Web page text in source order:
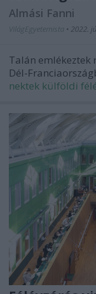
Almási Fanni
VilágEgyetemista • 2022.
Talán emlékeztek
Dél-
nektek külföldi